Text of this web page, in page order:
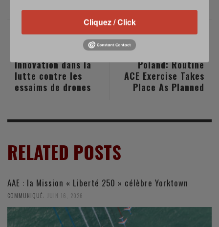
Poland: Routine
ACE Exercise Takes
Place As Planned
Innovation dans la
lutte contre les
essaims de drones
RELATED POSTS
AAE : la Mission « Liberté 250 » célèbre Yorktown
COMMUNIQUÉ JUIN 16, 2026
Cliquez / Click